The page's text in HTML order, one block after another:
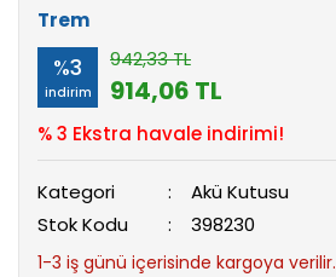
Trem
%3
indirim
942,33 TL
914,06 TL
% 3 Ekstra havale indirimi!
Kategori
Akü Kutusu
Stok Kodu
398230
1-3 iş günü içerisinde kargoya verilir.